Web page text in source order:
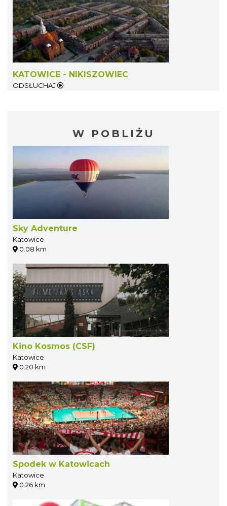
KATOWICE - NIKISZOWIEC
ODSŁUCHAJ
W POBLIŻU
Sky Adventure
Katowice
0.08 km
Kino Kosmos (CSF)
Katowice
0.20 km
Spodek w Katowicach
Katowice
0.26 km